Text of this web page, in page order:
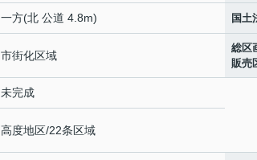
一方(北 公道 4.8m) 国土
市街化区域
総区
販売
未完成
高度地区/22条区域